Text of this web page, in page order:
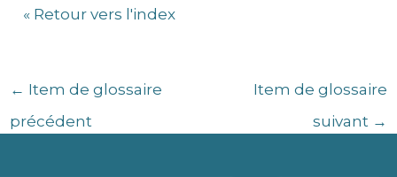
« Retour vers l'index
← Item de glossaire
précédent
Item de glossaire
suivant →